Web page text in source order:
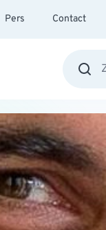
Pers Contact